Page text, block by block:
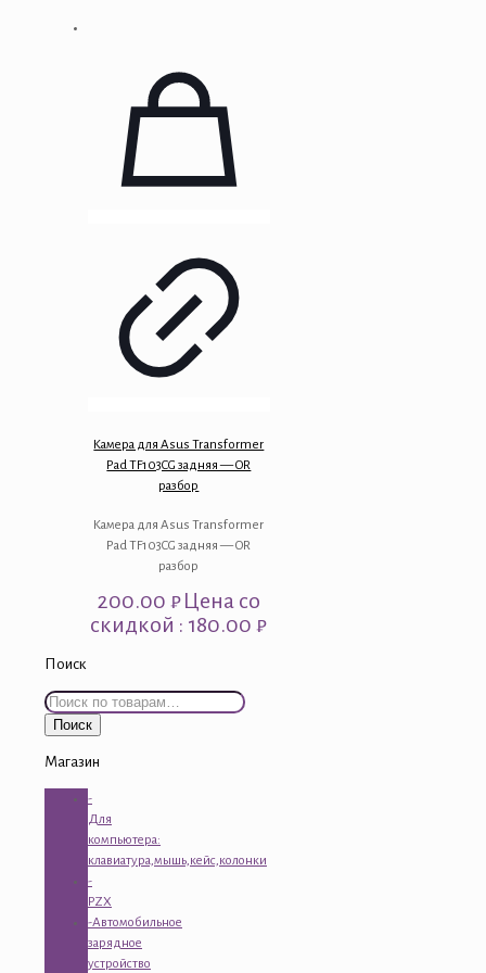
Камера для Asus Transformer
Pad TF103CG задняя — OR
разбор
Камера для Asus Transformer
Pad TF103CG задняя — OR
разбор
200.00₽Цена со
скидкой : 180.00 ₽
Поиск
Искать:
Поиск
Магазин
-
Для
компьютера:
клавиатура,мышь,кейс,колонки
-
PZX
-Автомобильное
зарядное
устройство